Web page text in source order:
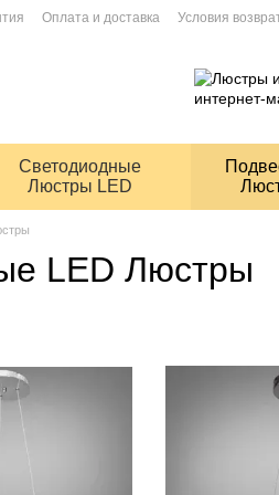
Оплата и доставка Условия
Светодиодные
Люстры LED
LED Люстры